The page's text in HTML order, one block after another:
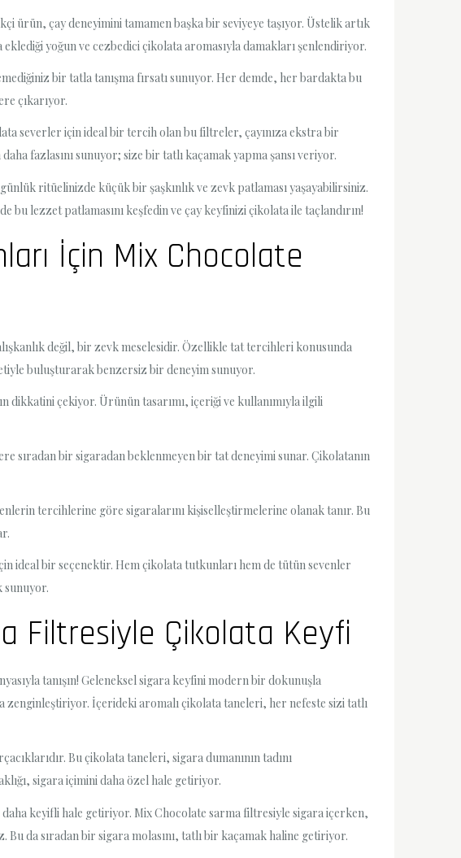
ürün, çay deneyimini tamamen başka bir seviyeye taşıyor. Üstelik artık
yoğun ve cezbedici çikolata aromasıyla damakları şenlendiriyor.
bir tatla tanışma fırsatı sunuyor. Her demde, her bardakta bu
çıkarıyor.
severler için ideal bir tercih olan bu filtreler, çayınıza ekstra bir
fazlasını sunuyor; size bir tatlı kaçamak yapma şansı veriyor.
ritüelinizde küçük bir şaşkınlık ve zevk patlaması yaşayabilirsiniz.
lezzet patlamasını keşfedin ve çay keyfinizi çikolata ile taçlandırın!
İçin Mix Chocolate
değil, bir zevk meselesidir. Özellikle tat tercihleri konusunda
buluşturarak benzersiz bir deneyim sunuyor.
çekiyor. Ürünün tasarımı, içeriği ve kullanımıyla ilgili
sıradan bir sigaradan beklenmeyen bir tat deneyimi sunar. Çikolatanın
tercihlerine göre sigaralarını kişiselleştirmelerine olanak tanır. Bu
ideal bir seçenektir. Hem çikolata tutkunları hem de tütün sevenler
sunuyor.
Filtresiyle Çikolata Keyfi
tanışın! Geleneksel sigara keyfini modern bir dokunuşla
zenginleştiriyor. İçerideki aromalı çikolata taneleri, her nefeste sizi tatlı
Bu çikolata taneleri, sigara dumanının tadını
sigara içimini daha özel hale getiriyor.
keyifli hale getiriyor. Mix Chocolate sarma filtresiyle sigara içerken,
da sıradan bir sigara molasını, tatlı bir kaçamak haline getiriyor.